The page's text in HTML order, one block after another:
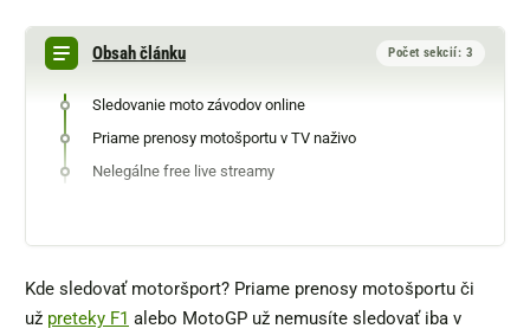
Obsah článku Počet sekcií: 3
Sledovanie moto závodov online
Priame prenosy motošportu v TV naživo
Nelegálne free live streamy
Kde sledovať motoršport? Priame prenosy motošportu či
už preteky F1 alebo MotoGP už nemusíte sledovať iba v